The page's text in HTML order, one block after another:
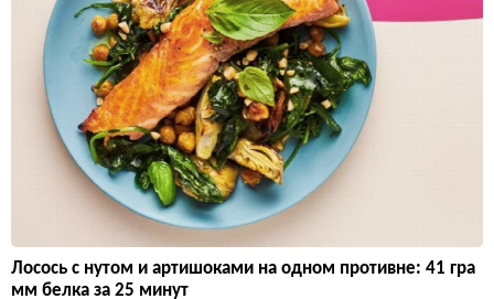
Лосось с нутом и артишоками на одном противне: 41 гра
мм белка за 25 минут